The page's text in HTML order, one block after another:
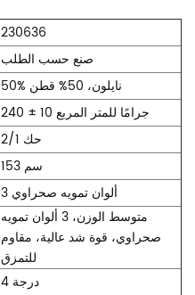
230636
صنع حسب الطلب
50% نايلون، 50% قطن
240 ± 10 جرامًا للمتر المربع
حك 2/1
153 سم
3 ألوان تمويه صحراوي
متوسط الوزن، 3 ألوان تمويه
صحراوي، قوة شد عالية، مقاوم
للتمزق
4 درجة